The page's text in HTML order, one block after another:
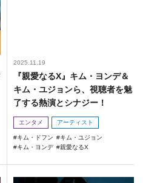
2025.11.19
『親愛なるX』キム・ヨンデ＆
キム・ユジョンら、視聴者を魅
了する熱演とシナジー！
エンタメ アーティスト
キム・ドフン
キム・ユジョン
キム・ヨンデ
親愛なるX